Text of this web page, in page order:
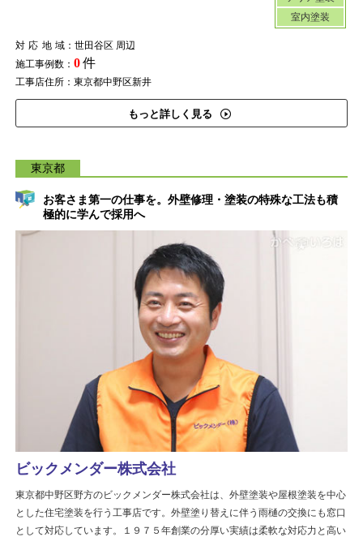
室内塗装
対応地域：世田谷区 周辺
施工事例数： 0件
工事店住所：東京都中野区新井
もっと詳しく見る
東京都
お客さま第一の仕事を。外壁修理・塗装の特殊な工法も積
極的に学んで採用へ
ビックメンダー株式会社
東京都中野区野方のビックメンダー株式会社は、外壁塗装や屋根塗装を中心
とした住宅塗装を行う工事店です。外壁塗り替えに伴う雨樋の交換にも窓口
として対応しています。１９７５年創業の分厚い実績は柔軟な対応力と高い